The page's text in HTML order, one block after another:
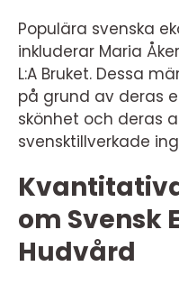
Populära svenska
inkluderar Maria
L:A Bruket. Dessa
på grund av deras
skönhet och deras
svensktillverkade
om Svensk
Hudvård